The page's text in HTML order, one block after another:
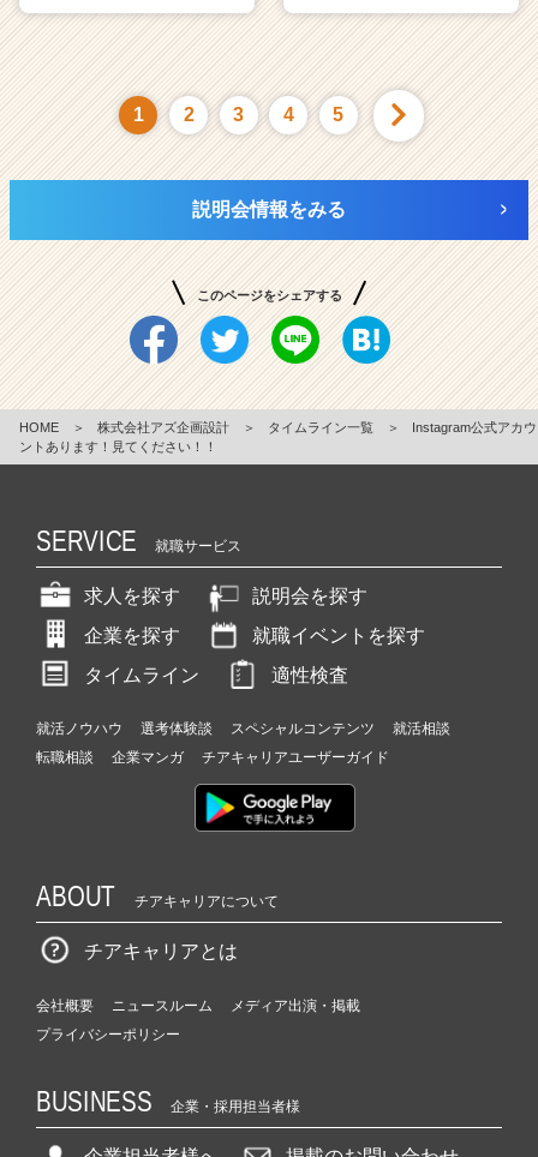
1 2 3 4 5
説明会情報をみる
このページをシェアする
HOME ＞ 株式会社アズ企画設計 ＞ タイムライン一覧 ＞
Instagram公式アカウ
ントあります！見てください！！
SERVICE 就職サービス
求人を探す
説明会を探す
企業を探す
就職イベントを探す
タイムライン
適性検査
就活ノウハウ 選考体験談 スペシャルコンテンツ
就活相談
転職相談
企業マンガ チアキャリアユーザーガイド
ABOUT チアキャリアについて
チアキャリアとは
会社概要 ニュースルーム
メディア出演・掲載
プライバシーポリシー
BUSINESS 企業・採用担当者様